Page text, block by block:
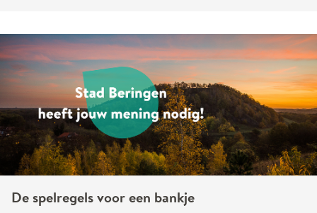
De spelregels voor een bankje